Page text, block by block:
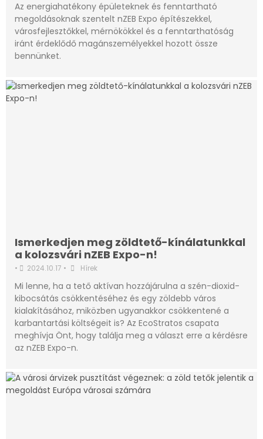
Az energiahatékony épületeknek és fenntartható
megoldásoknak szentelt nZEB Expo építészekkel,
városfejlesztőkkel, mérnökökkel és a fenntarthatóság
iránt érdeklődő magánszemélyekkel hozott össze
bennünket.
Ismerkedjen meg zöldtető-kínálatunkkal
a kolozsvári nZEB Expo-n!
• 2024.10.17 • Hírek
Mi lenne, ha a tető aktívan hozzájárulna a szén-dioxid-
kibocsátás csökkentéséhez és egy zöldebb város
kialakításához, miközben ugyanakkor csökkentené a
karbantartási költségeit is? Az EcoStratos csapata
meghívja Önt, hogy találja meg a választ erre a kérdésre
az nZEB Expo-n.